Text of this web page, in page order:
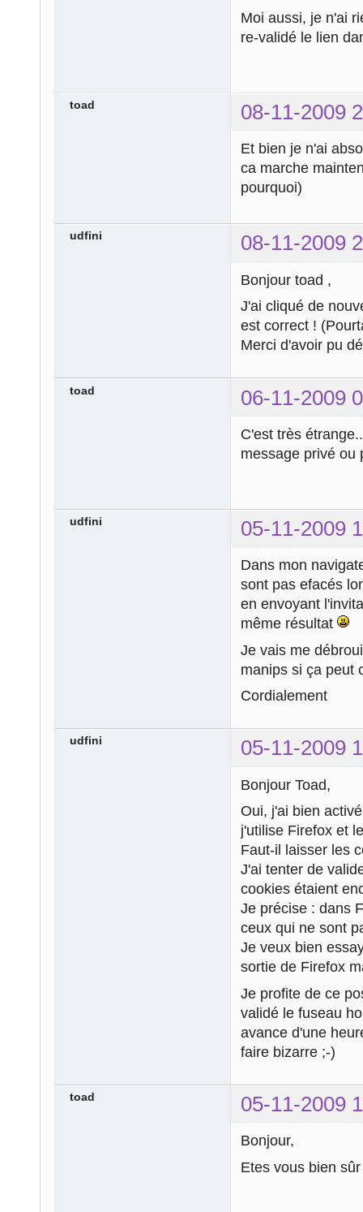
Moi aussi, je n'ai
re-validé le lien
toad 08-11-2009
Et bien je n'ai
ca marche
pourquoi)
udfini 08-11-2009
Bonjour toad ,
J'ai cliqué de
est correct !
Merci d'avoir pu
toad 06-11-2009
C'est très
message privé ou
udfini 05-11-2009
Dans mon
sont pas efacés
en envoyant
même résultat
Je vais me
manips si ça peut
Cordialement
udfini 05-11-2009
Bonjour Toad,
Oui, j'ai bien
j'utilise Firefox et
Faut-il laisser les
J'ai tenter de
cookies étaient
Je précise : dans
ceux qui ne sont
Je veux bien
sortie de Firefox
Je profite de ce
validé le fuseau
avance d'une
faire bizarre ;-)
toad 05-11-2009
Bonjour,
Etes vous bien